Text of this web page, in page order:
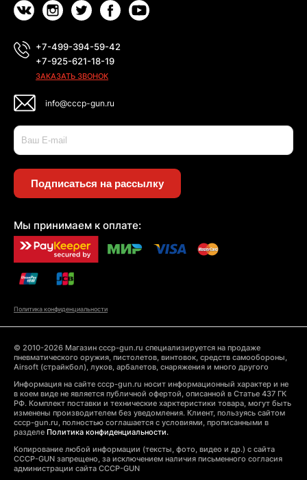
+7-499-394-59-42
+7-925-621-18-19
ЗАКАЗАТЬ ЗВОНОК
info@cccp-gun.ru
Подписаться на рассылку
Мы принимаем к оплате:
Политика конфиденциальности
© 2010-2026 Магазин cccp-gun.ru специализируется на продаже
пневматического оружия, пистолетов, винтовок, средств самообороны,
Airsoft (страйкбол), луков, арбалетов, снаряжения и много другого
Информация на сайте cccp-gun.ru носит информационный характер и не
в коем виде не является публичной офертой, описанной в Статье 437 ГК
РФ. Комплект поставки и технические харктеристики товара, могут быть
изменены производителем без уведомления. Клиент, пользуясь сайтом
cccp-gun.ru, полностью соглашается с условиями, прописанными в
разделе Политика конфиденциальности.
Копирование любой информации (тексты, фото, видео и др.) с сайта
CCCP-GUN запрещено, за исключением наличия письменного согласия
администрации сайта CCCP-GUN